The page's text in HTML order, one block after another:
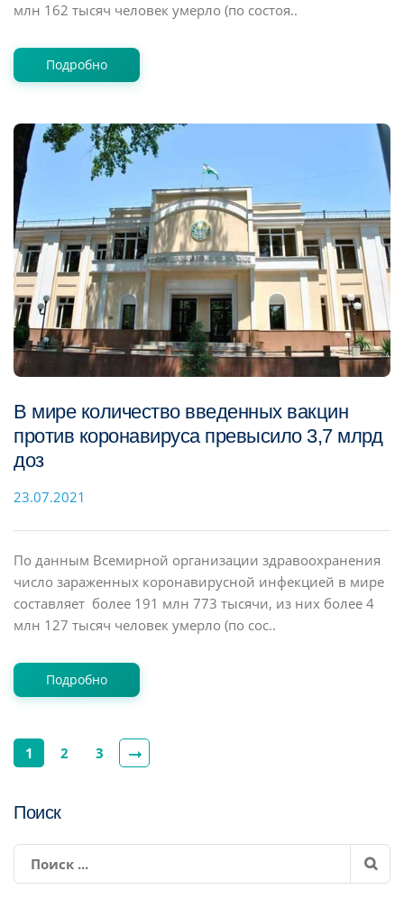
Поиск
млн 162 тысяч человек умерло (по состоя..
Подробно
В мире количество введенных вакцин
против коронавируса превысило 3,7 млрд
доз
23.07.2021
По данным Всемирной организации здравоохранения
число зараженных коронавирусной инфекцией в мире
составляет более 191 млн 773 тысячи, из них более 4
млн 127 тысяч человек умерло (по сос..
Подробно
1 2 3